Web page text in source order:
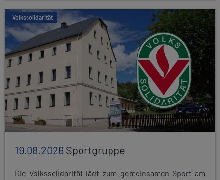
Volkssolidarität
19.08.2026Sportgruppe
Die Volkssolidarität lädt zum gemeinsamen Sport am